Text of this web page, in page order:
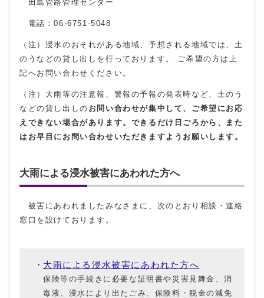
田島管路管理センター
電話：06-6751-5048
（注）浸水のおそれがある地域、予想される地域では、土
のうなどの貸し出しを行っております。 ご希望の方は上
記へお問い合わせください。
（注）大雨等の注意報、警報の予報の発表時など、土のう
などの貸し出しの お問い合わせが集中して、 ご希望にお応
えできない場合があります。できるだけ日ごろから、また
は お早目に お問い合わせ いただきますようお願いします。
大雨による浸水被害にあわれた方へ
被害にあわれましたみなさまに、次のとおり相談・連絡
窓口を設けております。
大雨による浸水被害にあわれた方へ
保険等の手続きに必要な証明書や災害見舞金、消
毒液、浸水により出たごみ、保険料・税金の減免